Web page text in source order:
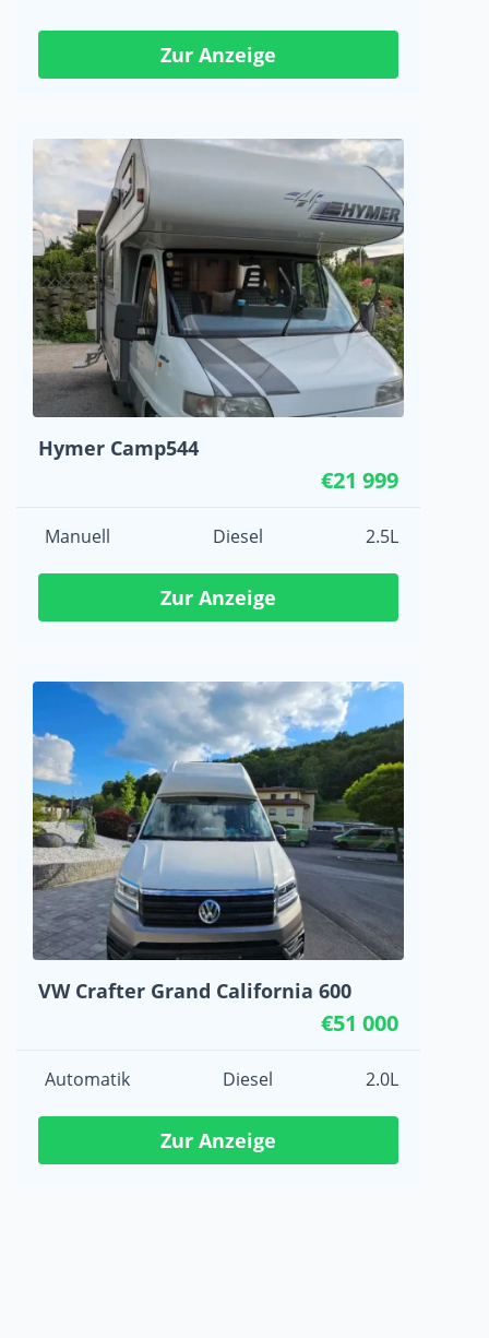
Zur Anzeige
Hymer Camp544
€21 999
Manuell Diesel 2.5L
Zur Anzeige
VW Crafter Grand California 600
€51 000
Automatik Diesel 2.0L
Zur Anzeige